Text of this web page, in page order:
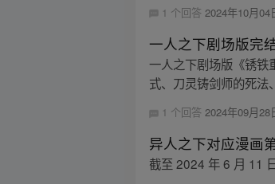
1 个回答 2024年10月04
一人之下剧场版完
一人之下剧场版《锈铁
式、刀灵铸剑师的死法
1 个回答2024年09月28
异人之下对应漫画
截至 2024 年 6 月 11